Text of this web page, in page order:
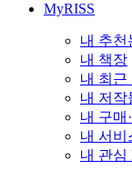
MyRISS
내 추천
내 책장
내 최근
내 저작
내 구매
내 서비
내 관심